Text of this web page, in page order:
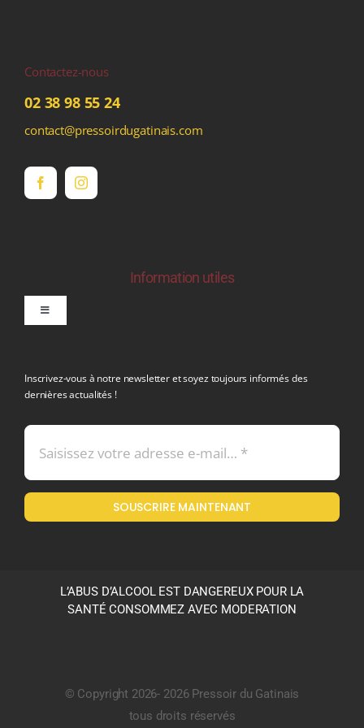
Contactez-nous
02 38 98 55 24
contact@pressoirdugatinais.com
Information utiles
Toggle
Mentions légales
Politique en matière de remboursements et de retours
Inscrivez-vous à notre newsletter et soyez toujours informés des
dernières actualités !
SOUSCRIRE MAINTENANT
L’ABUS D’ALCOOL EST DANGEREUX POUR LA
SANTÉ CONSOMMEZ AVEC MODERATION
© Copyright 2026- 2026 Pressoir du Gatinais
tous droits réservés